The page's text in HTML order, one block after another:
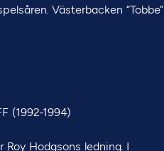
Västerbacken “Tobbe”
(1992-1994)
Hodgsons ledning. I